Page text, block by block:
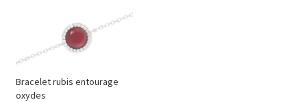
Bracelet rubis entourage
oxydes